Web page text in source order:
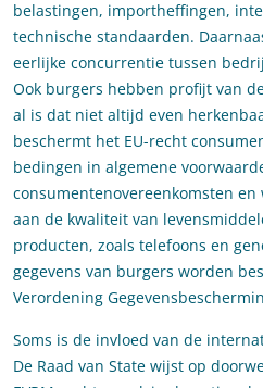
belastingen, importheffingen,
technische standaarden.
eerlijke concurrentie tussen
Ook burgers hebben profijt van
al is dat niet altijd even
beschermt het EU-recht
bedingen in algemene
consumentenovereenkomsten
aan de kwaliteit van
producten, zoals telefoons en
gegevens van burgers worden
Verordening
Soms is de invloed van de
De Raad van State wijst op